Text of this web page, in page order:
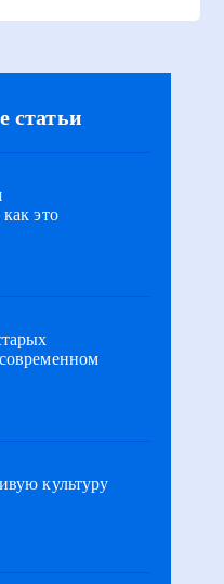
статьи
это
культуру